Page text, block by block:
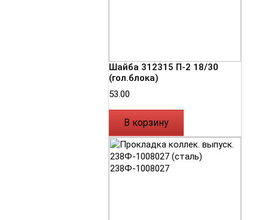
Шайба 312315 П-2 18/30
(гол.блока)
53.00
В корзину